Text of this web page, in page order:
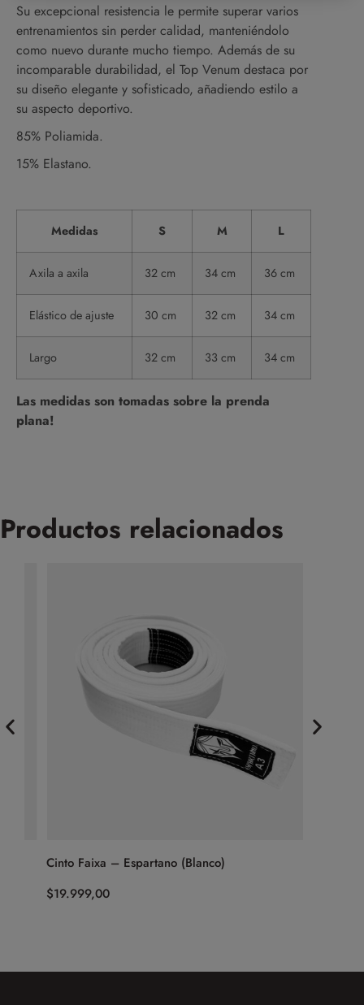
Su excepcional resistencia le permite superar varios
entrenamientos sin perder calidad, manteniéndolo
como nuevo durante mucho tiempo. Además de su
incomparable durabilidad, el Top Venum destaca por
su diseño elegante y sofisticado, añadiendo estilo a
su aspecto deportivo.
85% Poliamida.
15% Elastano.
Medidas S M L
Axila a axila 32 cm 34 cm 36 cm
Elástico de ajuste 30 cm 32 cm 34 cm
Largo 32 cm 33 cm 34 cm
Las medidas son tomadas sobre la prenda
plana!
Productos relacionados
Cinto Faixa – Espartano (Blanco)
19.999,00